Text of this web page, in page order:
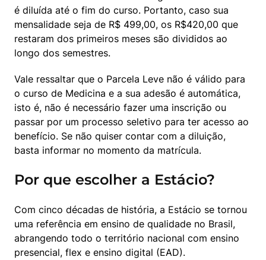
é diluída até o fim do curso. Portanto, caso sua
mensalidade seja de R$ 499,00, os R$420,00 que
restaram dos primeiros meses são divididos ao
longo dos semestres.
Vale ressaltar que o Parcela Leve não é válido para
o curso de Medicina e a sua adesão é automática,
isto é, não é necessário fazer uma inscrição ou
passar por um processo seletivo para ter acesso ao
benefício. Se não quiser contar com a diluição,
basta informar no momento da matrícula.
Por que escolher a Estácio?
Com cinco décadas de história, a Estácio se tornou
uma referência em ensino de qualidade no Brasil,
abrangendo todo o território nacional com ensino
presencial, flex e ensino digital (EAD).